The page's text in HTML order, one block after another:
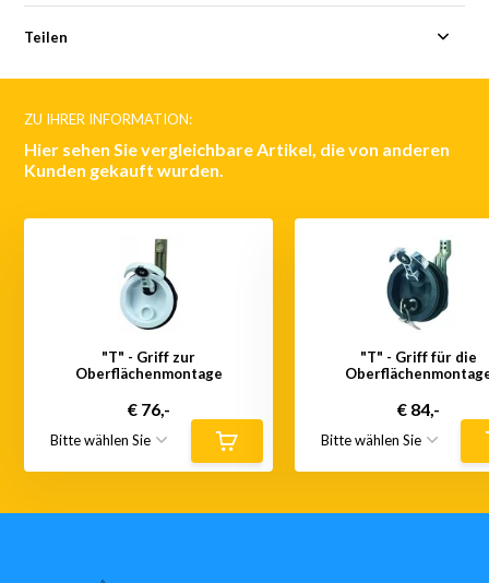
Teilen
ZU IHRER INFORMATION:
Hier sehen Sie vergleichbare Artikel, die von anderen
Kunden gekauft wurden.
"T" - Griff zur
Oberflächenmontage
€ 76,-
"T" - Griff für die
€ 84,-